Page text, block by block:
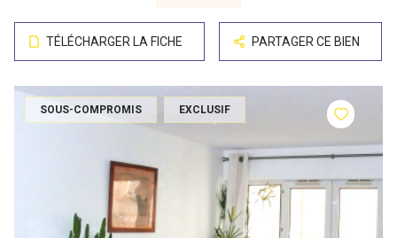
TÉLÉCHARGER LA FICHE PARTAGER CE BIEN
SOUS-COMPROMIS EXCLUSIF